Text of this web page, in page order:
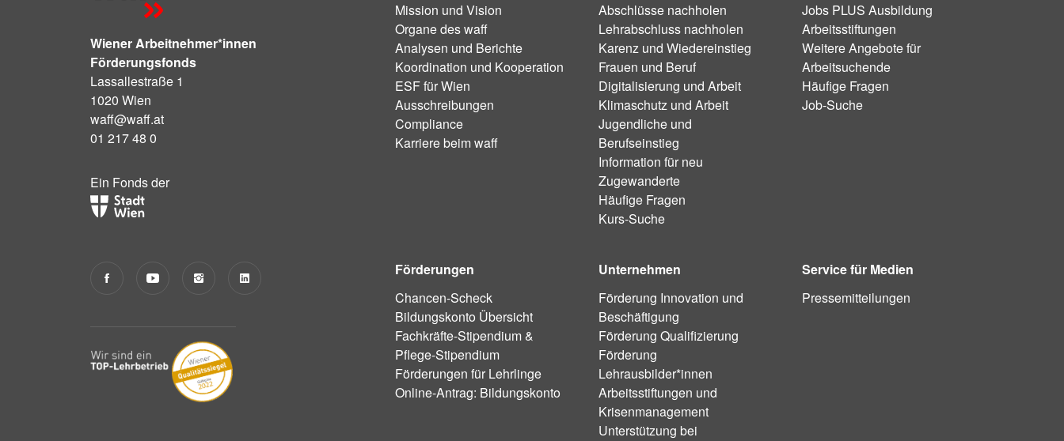
Wiener Arbeitnehmer*innen
Förderungsfonds
Lassallestraße 1
1020 Wien
waff@waff.at
01 217 48 0
Ein Fonds der
Mission und Vision
Organe des waff
Analysen und Berichte
Koordination und Kooperation
ESF für Wien
Ausschreibungen
Compliance
Karriere beim waff
Abschlüsse nachholen
Lehrabschluss nachholen
Karenz und Wiedereinstieg
Frauen und Beruf
Digitalisierung und Arbeit
Klimaschutz und Arbeit
Jugendliche und
Berufseinstieg
Information für neu
Zugewanderte
Häufige Fragen
Kurs-Suche
Jobs PLUS Ausbildung
Arbeitsstiftungen
Weitere Angebote für
Arbeitsuchende
Häufige Fragen
Job-Suche
Förderungen
Chancen-Scheck
Bildungskonto Übersicht
Fachkräfte-Stipendium &
Pflege-Stipendium
Förderungen für Lehrlinge
Online-Antrag: Bildungskonto
Unternehmen
Förderung Innovation und
Beschäftigung
Förderung Qualifizierung
Förderung
Lehrausbilder*innen
Arbeitsstiftungen und
Krisenmanagement
Unterstützung bei
Service für Medien
Pressemitteilungen